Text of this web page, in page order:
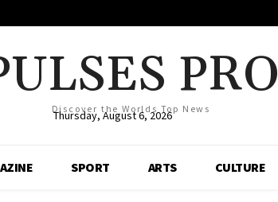
PRO
Discover the Worlds Top News
Thursday, August 6, 2026
SPORT ARTS CULTURE